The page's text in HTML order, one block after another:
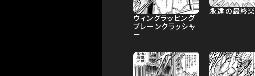
ウィングラッピング
ブレーンクラッシャ
ー
永遠の最終